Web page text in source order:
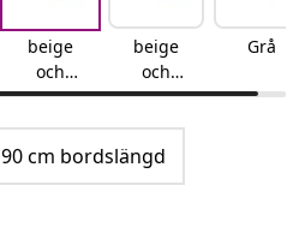
beige
och
gräddvit
beige
och
ljusgrå
Grå
90 cm bordslängd